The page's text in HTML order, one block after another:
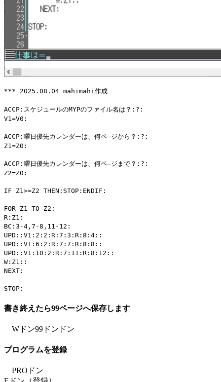
*** 2025.08.04 mahimahi作成
ACCP:スケジュールのMYPのファイル名は？:?:
V1=V0:
ACCP:曜日優先カレンダーは、何ペ―ジから？:?:
Z1=Z0:
ACCP:曜日優先カレンダーは、何ペ―ジまで？:?:
Z2=Z0:
IF Z1>=Z2 THEN:STOP:ENDIF:
FOR Z1 TO Z2:
R:Z1:
BC:3-4,7-8,11-12:
UPD::V1:2:2:R:7:3:R:8:4::
UPD::V1:6:2:R:7:7:R:8:8::
UPD::V1:10:2:R:7:11:R:8:12::
W:Z1::
NEXT:
STOP:
書き終えたら99ページへ保存します
Wドン99ドンドン
プログラムを登録
PROドン